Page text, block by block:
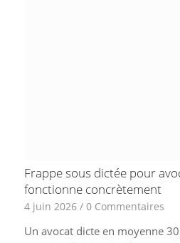
Frappe sous dictée pour
fonctionne concrètement
4 juin 2026 / 0 Commentaires
Un avocat dicte en moyenne